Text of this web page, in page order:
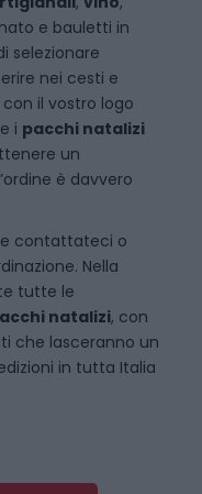
e bauletti in
selezionare
nei cesti e
il vostro logo
i pacchi natalizi
un
è davvero
e contattateci o
Nella
tutte le
natalizi, con
che lasceranno un
in tutta Italia